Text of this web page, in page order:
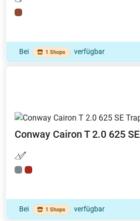
Bei 1 Shops verfügbar
Conway Cairon T 2.0 625
Bei 1 Shops verfügbar